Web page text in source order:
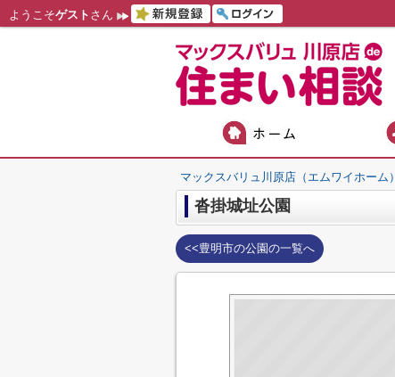
ようこそゲスト さん
マックスバリュ川原店（エムワイホーム）
沓掛城址公園
<<豊明市の公園の一覧へ